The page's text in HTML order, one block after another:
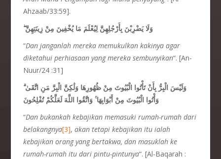
Ahzaab/33:59].
ۖ وَلَا يَضْرِبْنَ بِأَرْجُلِهِنَّ لِيُعْلَمَ مَا يُخْفِينَ مِنْ زِينَتِهِنَّ
“Dan janganlah mereka memukulkan kakinya agar
diketahui perhiasaan yang mereka sembunyikan“. [An-
Nuur/24 :31]
وَلَيْسَ الْبِرُّ بِأَنْ تَأْتُوا الْبُيُوتَ مِنْ ظُهُورِهَا وَلَٰكِنَّ الْبِرَّ مَنِ اتَّقَىٰ ۗ
وَأْتُوا الْبُيُوتَ مِنْ أَبْوَابِهَا ۚ وَاتَّقُوا اللَّهَ لَعَلَّكُمْ تُفْلِحُونَ
“Dan bukankah kebajikan memasuki rumah-rumah dari
belakangnya[3],akan tetapi kebajikan itu ialah
kebajikan orang yang bertakwa, dan masuklah ke
rumah-rumah itu dari pintu-pintunya“. [Al-Baqarah :